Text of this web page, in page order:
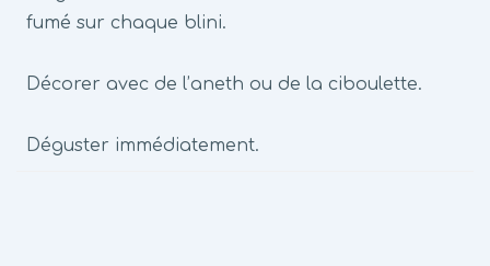
fumé sur chaque blini.
Décorer avec de l’aneth ou de la ciboulette.
Déguster immédiatement.